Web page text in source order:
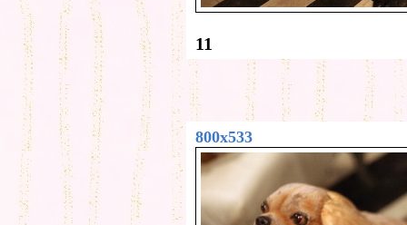
11
800x533